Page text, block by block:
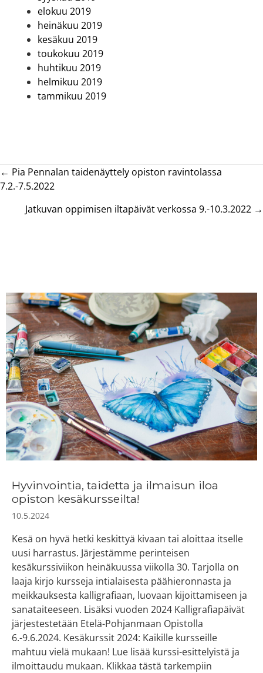
elokuu 2019
heinäkuu 2019
kesäkuu 2019
toukokuu 2019
huhtikuu 2019
helmikuu 2019
tammikuu 2019
Posts
navigation
← Pia Pennalan taidenäyttely opiston ravintolassa
7.2.-7.5.2022
Jatkuvan oppimisen iltapäivät verkossa 9.-10.3.2022 →
Hyvinvointia, taidetta ja ilmaisun iloa
opiston kesäkursseilta!
10.5.2024
Kesä on hyvä hetki keskittyä kivaan tai aloittaa itselle
uusi harrastus. Järjestämme perinteisen
kesäkurssiviikon heinäkuussa viikolla 30. Tarjolla on
laaja kirjo kursseja intialaisesta päähieronnasta ja
meikkauksesta kalligrafiaan, luovaan kijoittamiseen ja
sanataiteeseen. Lisäksi vuoden 2024 Kalligrafiapäivät
järjestestetään Etelä-Pohjanmaan Opistolla
6.-9.6.2024. Kesäkurssit 2024: Kaikille kursseille
mahtuu vielä mukaan! Lue lisää kurssi-esittelyistä ja
ilmoittaudu mukaan. Klikkaa tästä tarkempiin